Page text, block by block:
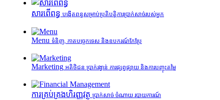
សារពើពន្ធ បង្កើតពន្ធសម្រាប់ប្រតិបត្តិការប្រាក់សាច់របស់អ្នក
Menu ទំនិញ, កាតបច្ចេកទេស និងឧបករណ៍កែប្រែ
Marketing អតិថិជន ប្រាក់រង្វាន់ ការផ្សព្វផ្សាយ និងការបញ្ចុះតម្លៃ
ការគ្រប់គ្រង​ហិរញ្ញវត្ថុ ប្រាក់សាច់ ចំណាយ របាយការណ៍